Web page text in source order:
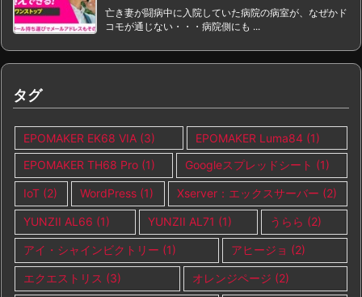
亡き妻が闘病中に入院していた病院の病室が、なぜかド
コモが通じない・・・病院側にも ...
タグ
EPOMAKER EK68 VIA (3) EPOMAKER Luma84(1)
EPOMAKER TH68 Pro (1) Googleスプレッドシート (1)
IoT (2) WordPress (1) Xserver：エックスサーバー (2)
YUNZII AL66 (1) YUNZII AL71 (1) うらら (2)
アイ・シャインビクトリー (1) アヒージョ (2)
エクエストリス (3) オレンジページ (2)